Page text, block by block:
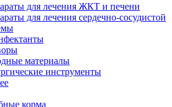
для лечения ЖКТ и печени
для лечения сердечно-сосудистой
материалы
инструменты
корма